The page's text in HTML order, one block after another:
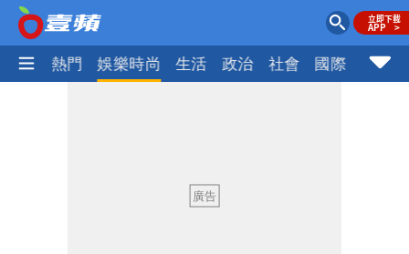
焦點 熱門 娛樂時尚 生活 政治 社會 國際 財經
公布收入比拍戲賺更多
北市沒放颱風假挨轟 楊植斗：綠委竟不